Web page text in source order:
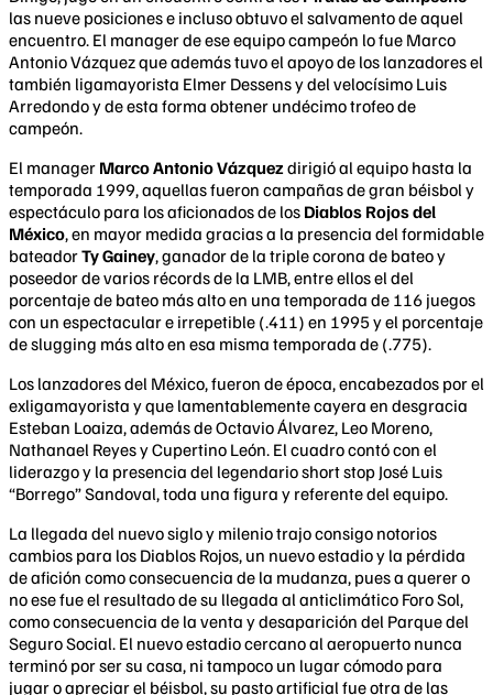
las nueve posiciones e incluso obtuvo el salvamento de aquel
encuentro. El manager de ese equipo campeón lo fue Marco
Antonio Vázquez que además tuvo el apoyo de los lanzadores el
también ligamayorista Elmer Dessens y del velocísimo Luis
Arredondo y de esta forma obtener undécimo trofeo de
campeón.
El manager Marco Antonio Vázquez dirigió al equipo hasta la
temporada 1999, aquellas fueron campañas de gran béisbol y
espectáculo para los aficionados de los Diablos Rojos del
México, en mayor medida gracias a la presencia del formidable
bateadorTy Gainey, ganador de la triple corona de bateo y
poseedor de varios récords de la LMB, entre ellos el del
porcentaje de bateo más alto en una temporada de 116 juegos
con un espectacular e irrepetible (.411) en 1995 y el porcentaje
de slugging más alto en esa misma temporada de (.775).
Los lanzadores del México, fueron de época, encabezados por el
exligamayorista y que lamentablemente cayera en desgracia
Esteban Loaiza, además de Octavio Álvarez, Leo Moreno,
Nathanael Reyes y Cupertino León. El cuadro contó con el
liderazgo y la presencia del legendario short stop José Luis
“Borrego” Sandoval, toda una figura y referente del equipo.
La llegada del nuevo siglo y milenio trajo consigo notorios
cambios para los Diablos Rojos, un nuevo estadio y la pérdida
de afición como consecuencia de la mudanza, pues a querer o
no ese fue el resultado de su llegada al anticlimático Foro Sol,
como consecuencia de la venta y desaparición del Parque del
Seguro Social. El nuevo estadio cercano al aeropuerto nunca
terminó por ser su casa, ni tampoco un lugar cómodo para
jugar o apreciar el béisbol, su pasto artificial fue otra de las